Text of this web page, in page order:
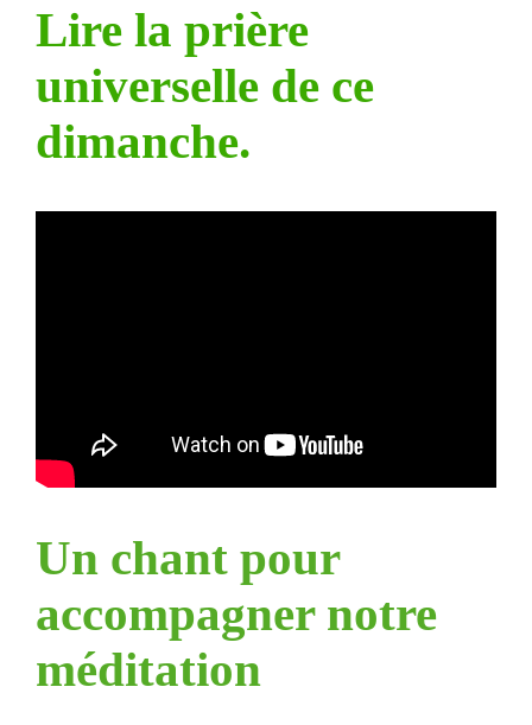
Lire la prière
universelle de ce
dimanche.
Un chant pour
accompagner notre
méditation